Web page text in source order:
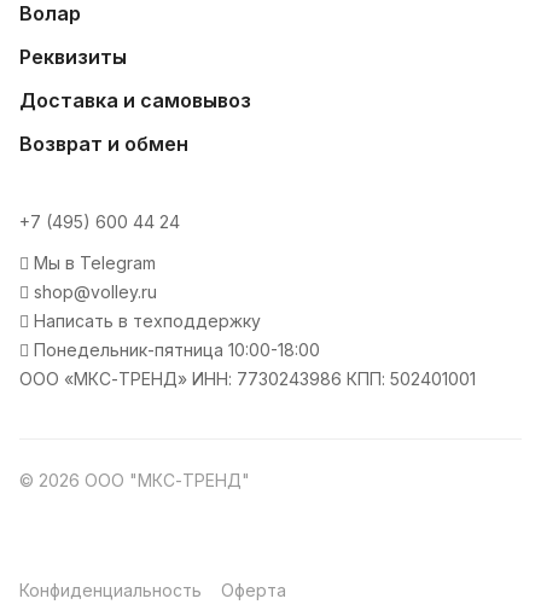
Волар
Реквизиты
Доставка и самовывоз
Возврат и обмен
+7 (495) 600 44 24
Мы в Telegram
shop@volley.ru
Написать в техподдержку
Понедельник-пятница 10:00-18:00
ООО «МКС-ТРЕНД» ИНН: 7730243986 КПП: 502401001
© 2026 ООО "МКС-ТРЕНД"
Конфиденциальность Оферта